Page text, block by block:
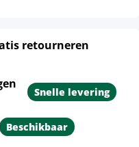
retourneren
Snelle levering
Beschikbaar